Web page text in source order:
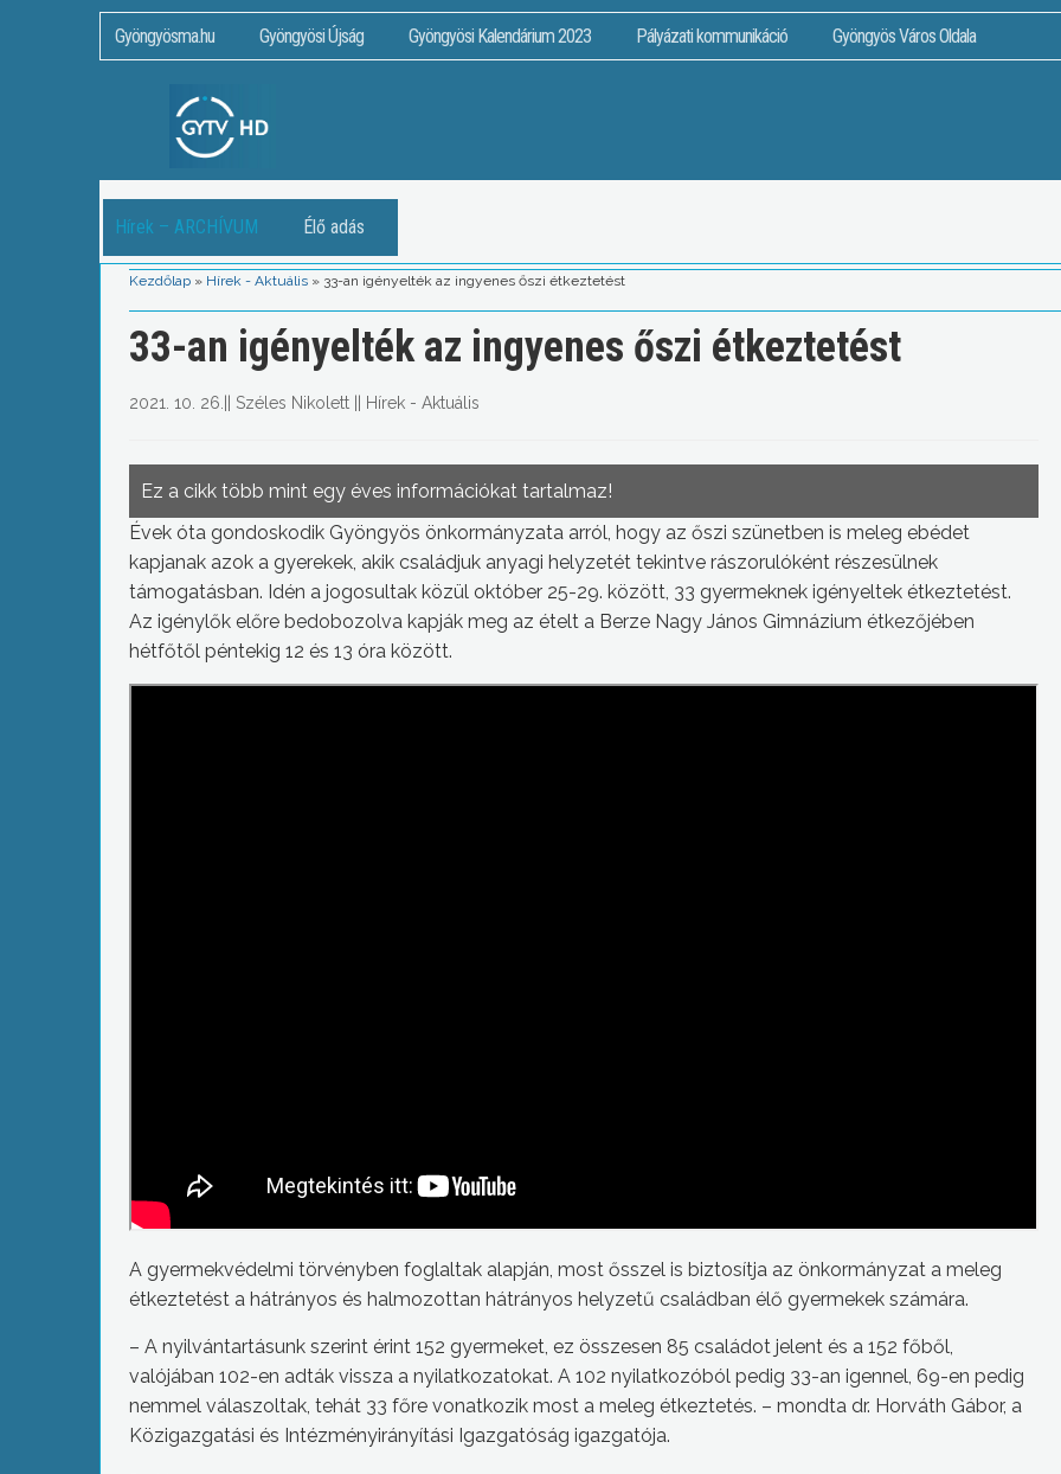
Gyöngyösma.hu Gyöngyösi Újság Gyöngyösi Kalendárium 2023 Pályázati kommunikáció Gyöngyös Város Oldala
Hírek – ARCHÍVUM Élő adás
Kezdőlap » Hírek - Aktuális » 33-an igényelték az ingyenes őszi étkeztetést
33-an igényelték az ingyenes őszi étkeztetést
2021. 10. 26. Széles Nikolett Hírek - Aktuális
Ez a cikk több mint egy éves információkat tartalmaz!
Évek óta gondoskodik Gyöngyös önkormányzata arról, hogy az őszi szünetben is meleg ebédet
kapjanak azok a gyerekek, akik családjuk anyagi helyzetét tekintve rászorulóként részesülnek
támogatásban. Idén a jogosultak közül október 25-29. között, 33 gyermeknek igényeltek étkeztetést.
Az igénylők előre bedobozolva kapják meg az ételt a Berze Nagy János Gimnázium étkezőjében
hétfőtől péntekig 12 és 13 óra között.
A gyermekvédelmi törvényben foglaltak alapján, most ősszel is biztosítja az önkormányzat a meleg
étkeztetést a hátrányos és halmozottan hátrányos helyzetű családban élő gyermekek számára.
– A nyilvántartásunk szerint érint 152 gyermeket, ez összesen 85 családot jelent és a 152 főből,
valójában 102-en adták vissza a nyilatkozatokat. A 102 nyilatkozóból pedig 33-an igennel, 69-en pedig
nemmel válaszoltak, tehát 33 főre vonatkozik most a meleg étkeztetés. – mondta dr. Horváth Gábor, a
Közigazgatási és Intézményirányítási Igazgatóság igazgatója.